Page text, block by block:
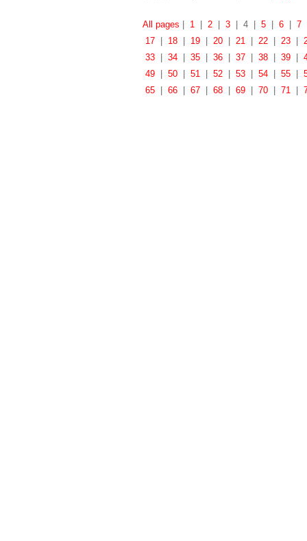
All pages 1 2 3 | 4 | 5 6 7
17
18 19 20 21 22 23
33
34 35 36 37 38 39
49
50 51 52 53 54 55
65
66 67 68 69 70 71